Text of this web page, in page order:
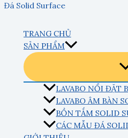
Đá Solid Surface
TRANG CHỦ
SẢN PHẨM
LAVABO NỔI ĐẶT
LAVABO ÂM BÀN
BỒN TẮM SOLID
CÁC MẪU ĐÁ